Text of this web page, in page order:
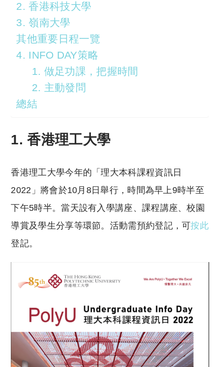
2. 香港科技大學
3. 嶺南大學
其他重要日程一覽
4. INFO DAY策略
1. 做足功課，把握時間
2. 主動發問
總結
1. 香港理工大學
香港理工大學今年的「理大本科課程資訊日
2022」將會於10月8日舉行，時間為早上9時半至
下午5時半。當天設有入學講座、課程講座、校園
導賞及學生分享等環節。活動需預約登記，可按此
登記。